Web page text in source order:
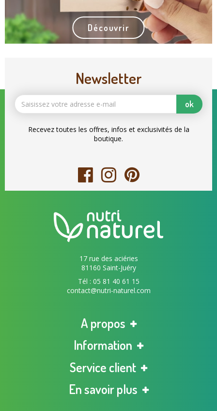
Découvrir
Newsletter
ok
Recevez toutes les offres, infos et exclusivités de la
boutique.
17 rue des aciéries
81160 Saint-Juéry
Tél : 05 81 40 61 15
contact@nutri-naturel.com
A propos
Information
Service client
En savoir plus